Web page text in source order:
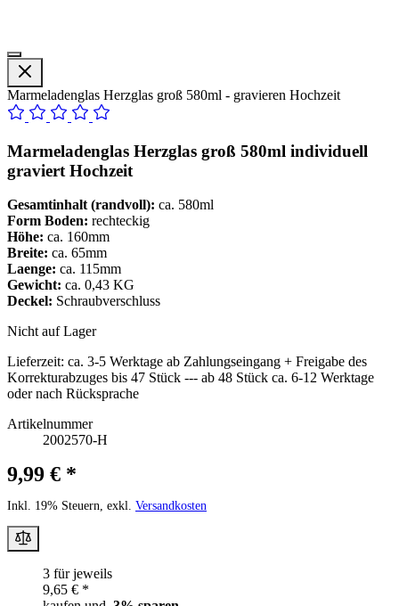
Marmeladenglas Herzglas groß 580ml - gravieren Hochzeit
Marmeladenglas Herzglas groß 580ml individuell
graviert Hochzeit
Gesamtinhalt (randvoll): ca. 580ml
Form Boden: rechteckig
Höhe: ca. 160mm
Breite: ca. 65mm
Laenge: ca. 115mm
Gewicht: ca. 0,43 KG
Deckel: Schraubverschluss
Nicht auf Lager
Lieferzeit: ca. 3-5 Werktage ab Zahlungseingang + Freigabe des
Korrekturabzuges bis 47 Stück --- ab 48 Stück ca. 6-12 Werktage
oder nach Rücksprache
Artikelnummer
2002570-H
9,99 € *
Inkl. 19% Steuern, exkl. Versandkosten
3 für jeweils
9,65 € *